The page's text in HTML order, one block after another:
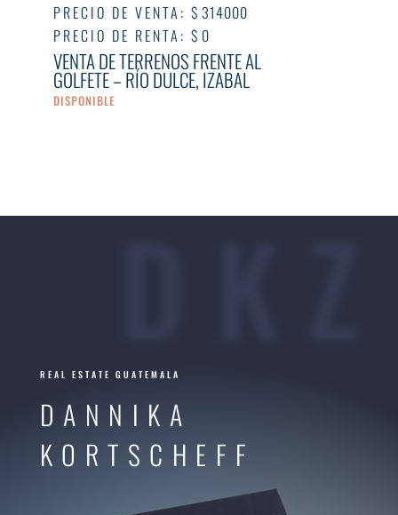
PRECIO DE VENTA : $ 314000
PRECIO DE RENTA : $ 0
VENTA DE TERRENOS FRENTE AL
GOLFETE – RÍO DULCE, IZABAL
DISPONIBLE
REAL ESTATE GUATEMALA
DANNIKA
KORTSCHEFF